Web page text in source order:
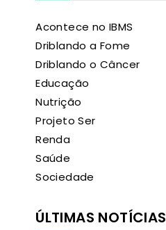
Acontece no IBMS
Driblando a Fome
Driblando o Câncer
Educação
Nutrição
Projeto Ser
Renda
Saúde
Sociedade
ÚLTIMAS NOTÍCIAS